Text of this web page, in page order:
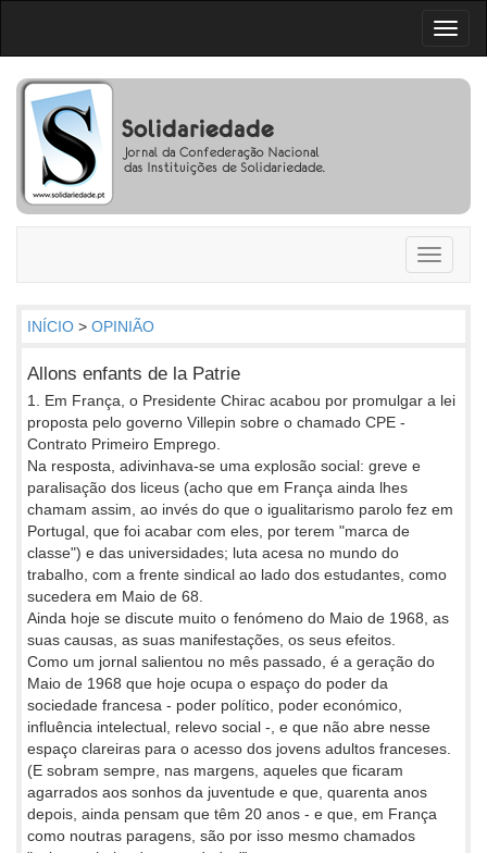
Toggle
INÍCIO > OPINIÃO
Allons enfants de la Patrie
1. Em França, o Presidente Chirac acabou por promulgar a lei
proposta pelo governo Villepin sobre o chamado CPE -
Contrato Primeiro Emprego.
Na resposta, adivinhava-se uma explosão social: greve e
paralisação dos liceus (acho que em França ainda lhes
chamam assim, ao invés do que o igualitarismo parolo fez em
Portugal, que foi acabar com eles, por terem "marca de
classe") e das universidades; luta acesa no mundo do
trabalho, com a frente sindical ao lado dos estudantes, como
sucedera em Maio de 68.
Ainda hoje se discute muito o fenómeno do Maio de 1968, as
suas causas, as suas manifestações, os seus efeitos.
Como um jornal salientou no mês passado, é a geração do
Maio de 1968 que hoje ocupa o espaço do poder da
sociedade francesa - poder político, poder económico,
influência intelectual, relevo social -, e que não abre nesse
espaço clareiras para o acesso dos jovens adultos franceses.
(E sobram sempre, nas margens, aqueles que ficaram
agarrados aos sonhos da juventude e que, quarenta anos
depois, ainda pensam que têm 20 anos - e que, em França
como noutras paragens, são por isso mesmo chamados